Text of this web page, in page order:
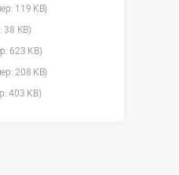
119 KB)
38 KB)
623 KB)
208 KB)
403 KB)